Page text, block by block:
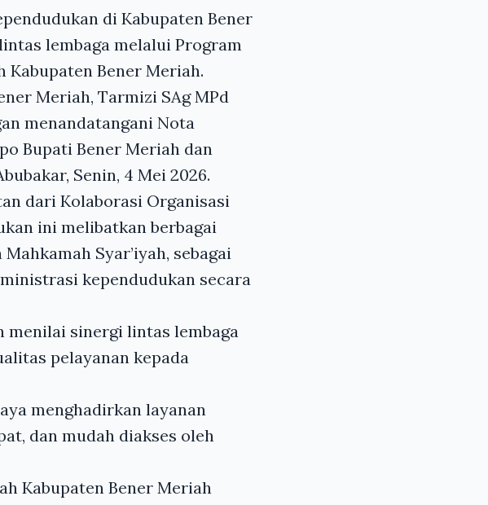
di Kabupaten Bener
lembaga melalui Program
Kabupaten Bener Meriah.
Meriah, Tarmizi SAg MPd
menandatangani Nota
Bupati Bener Meriah dan
Senin, 4 Mei 2026.
dari Kolaborasi Organisasi
ini melibatkan berbagai
Syar’iyah, sebagai
kependudukan secara
menilai sinergi lintas lembaga
pelayanan kepada
menghadirkan layanan
dan mudah diakses oleh
Kabupaten Bener Meriah